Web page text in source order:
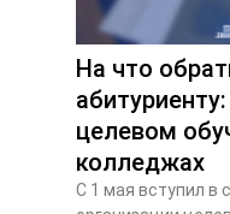
На что
целевом
колледжах
С 1 мая вступил в